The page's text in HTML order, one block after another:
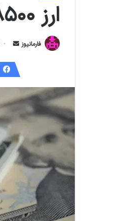
ارز ۲۸۵۰۰ دارو فعلاً سر جایش است
فارمانیوز
س
ا
ی
ل